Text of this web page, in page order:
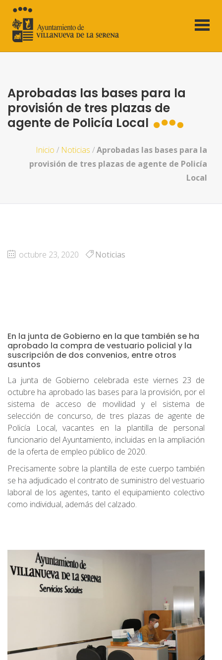
Aprobadas las bases para la
provisión de tres plazas de
agente de Policía Local
Inicio / Noticias /Aprobadas las bases para la
provisión de tres plazas de agente de Policía
Local
octubre 23, 2020 Noticias
En la junta de Gobierno en la que también se ha
aprobado la compra de vestuario policial y la
suscripción de dos convenios, entre otros
asuntos
La junta de Gobierno celebrada este viernes 23 de
octubre ha aprobado las bases para la provisión, por el
sistema de acceso de movilidad y el sistema de
selección de concurso, de tres plazas de agente de
Policía Local, vacantes en la plantilla de personal
funcionario del Ayuntamiento, incluidas en la ampliación
de la oferta de empleo público de 2020.
Precisamente sobre la plantilla de este cuerpo también
se ha adjudicado el contrato de suministro del vestuario
laboral de los agentes, tanto el equipamiento colectivo
como individual, además del calzado.